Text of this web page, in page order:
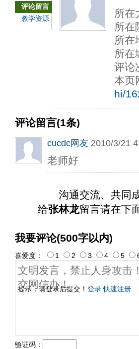
评论留言
教学资源
所在
所在
所在
所在
评论
本页
hi/
评论留言(1条)
cucdc网友 2010/3/21
老师好
沟通交流、共同
给张林龙留言请在下
我要评论(500字以内)
提示：请登录后提交！ 登录 快速注册
喜爱度： 1 2 3 4 5
验证码：